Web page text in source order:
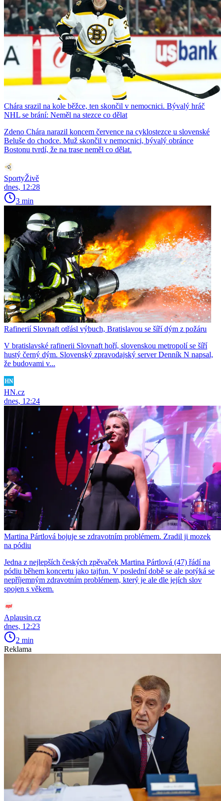
Chára srazil na kole běžce, ten skončil v nemocnici. Bývalý hráč
NHL se brání: Neměl na stezce co dělat
Zdeno Chára narazil koncem července na cyklostezce u slovenské
Beluše do chodce. Muž skončil v nemocnici, bývalý obránce
Bostonu tvrdí, že na trase neměl co dělat.
SportyŽivě
dnes, 12:28
3 min
Rafinerií Slovnaft otřásl výbuch, Bratislavou se šíří dým z požáru
V bratislavské rafinerii Slovnaft hoří, slovenskou metropolí se šíří
hustý černý dým. Slovenský zpravodajský server Denník N napsal,
že budovami v...
HN.cz
dnes, 12:24
Martina Pártlová bojuje se zdravotním problémem. Zradil ji mozek
na pódiu
Jedna z nejlepších českých zpěvaček Martina Pártlová (47) řádí na
pódiu během koncertu jako tajfun. V poslední době se ale potýká se
nepříjemným zdravotním problémem, který je ale dle jejích slov
spojen s věkem.
Aplausin.cz
dnes, 12:23
2 min
Reklama